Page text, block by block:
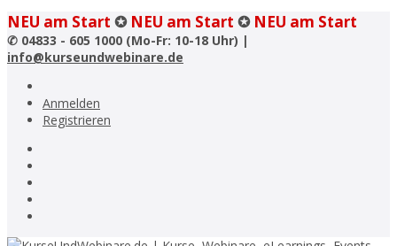
NEU am Start ✪ NEU am Start ✪ NEU am Start
✆ 04833 - 605 1000 (Mo-Fr: 10-18 Uhr) |
info@kurseundwebinare.de
Anmelden
Registrieren